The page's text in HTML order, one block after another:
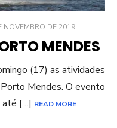
NOVEMBRO DE 2019
MENDES
(17) as atividades
Mendes. O evento
até […] READ MORE